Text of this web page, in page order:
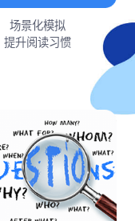
场景化模拟
提升阅读习惯